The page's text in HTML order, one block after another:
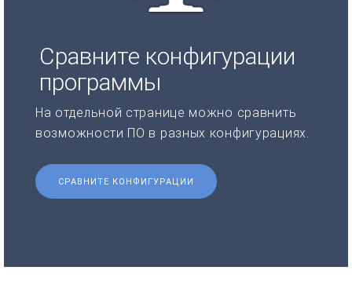
Сравните конфигурации
программы
На отдельной странице можно сравнить
возможности ПО в разных конфигурациях.
СРАВНИТЕ КОНФИГУРАЦИИ